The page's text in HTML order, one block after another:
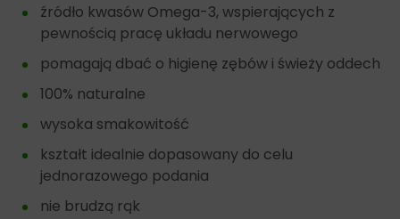
źródło kwasów Omega-3, wspierających z
pewnością pracę układu nerwowego
pomagają dbać o higienę zębów i świeży oddech
100% naturalne
wysoka smakowitość
kształt idealnie dopasowany do celu
jednorazowego podania
nie brudzą rąk